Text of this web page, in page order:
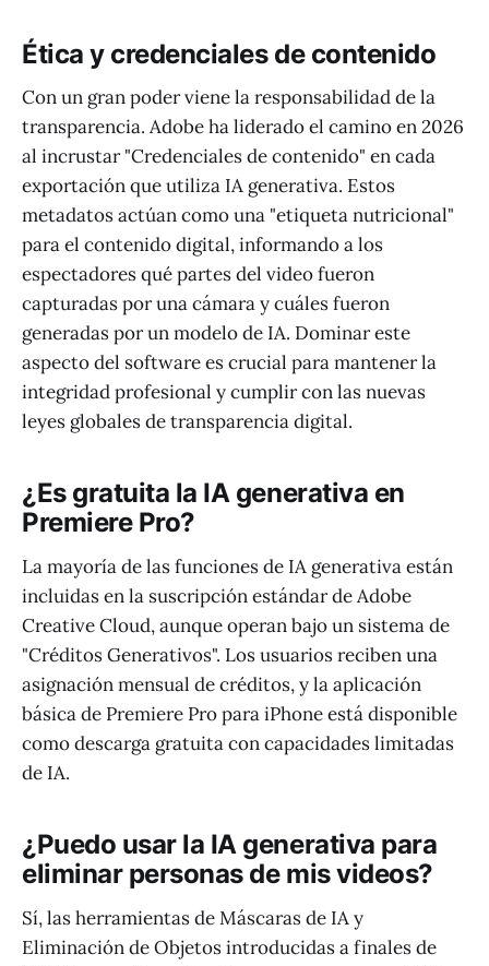
Ética y credenciales de contenido
Con un gran poder viene la responsabilidad de la
transparencia. Adobe ha liderado el camino en 2026
al incrustar "Credenciales de contenido" en cada
exportación que utiliza IA generativa. Estos
metadatos actúan como una "etiqueta nutricional"
para el contenido digital, informando a los
espectadores qué partes del video fueron
capturadas por una cámara y cuáles fueron
generadas por un modelo de IA. Dominar este
aspecto del software es crucial para mantener la
integridad profesional y cumplir con las nuevas
leyes globales de transparencia digital.
¿Es gratuita la IA generativa en
Premiere Pro?
La mayoría de las funciones de IA generativa están
incluidas en la suscripción estándar de Adobe
Creative Cloud, aunque operan bajo un sistema de
"Créditos Generativos". Los usuarios reciben una
asignación mensual de créditos, y la aplicación
básica de Premiere Pro para iPhone está disponible
como descarga gratuita con capacidades limitadas
de IA.
¿Puedo usar la IA generativa para
eliminar personas de mis videos?
Sí, las herramientas de Máscaras de IA y
Eliminación de Objetos introducidas a finales de